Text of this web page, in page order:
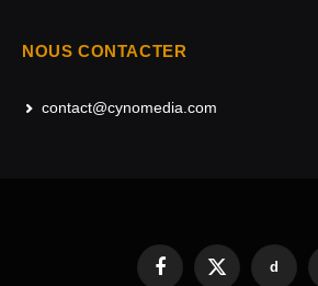
NOUS CONTACTER
contact@cynomedia.com
FacebookX
d